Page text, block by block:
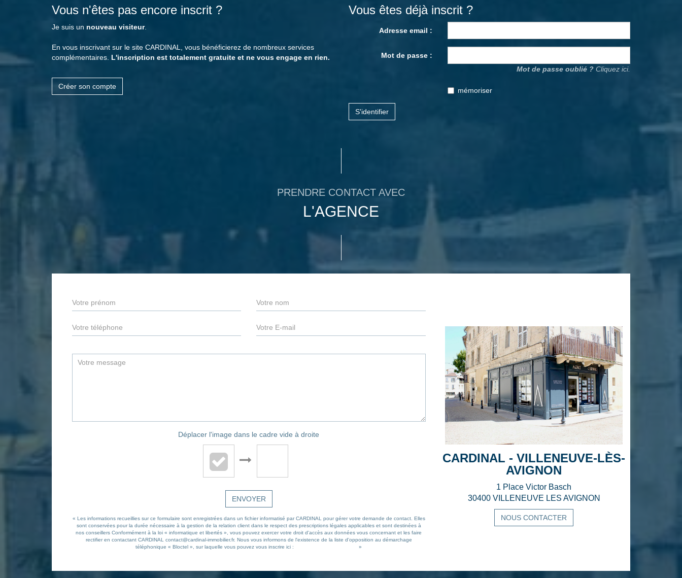
Vous n'êtes pas encore inscrit ?
Je suis un nouveau visiteur.
En vous inscrivant sur le site CARDINAL, vous bénéficierez de nombreux services
complémentaires. L'inscription est totalement gratuite et ne vous engage en rien.
Créer son compte
Vous êtes déjà inscrit ?
Adresse email :
Mot de passe :
Mot de passe oublié ? Cliquez ici.
mémoriser
S'identifier
PRENDRE CONTACT AVEC
L'AGENCE
CARDINAL - VILLENEUVE-LÈS-
AVIGNON
1 Place Victor Basch
30400 VILLENEUVE LES AVIGNON
NOUS CONTACTER
Déplacer l'image dans le cadre vide à droite
ENVOYER
« Les informations recueillies sur ce formulaire sont enregistrées dans un fichier informatisé par CARDINAL pour gérer votre demande de contact. Elles
sont conservées pour la durée nécessaire à la gestion de la relation client dans le respect des prescriptions légales applicables et sont destinées à
nos conseillers Conformément à la loi « informatique et libertés », vous pouvez exercer votre droit d'accès aux données vous concernant et les faire
rectifier en contactant CARDINAL contact@cardinal-immobilier.fr. Nous vous informons de l'existence de la liste d'opposition au démarchage
téléphonique « Bloctel », sur laquelle vous pouvez vous inscrire ici :
»